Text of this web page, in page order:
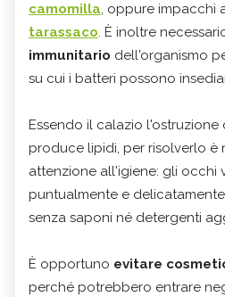
camomilla, oppure impacchi
tarassaco. È inoltre
immunitario dell'organismo
su cui i batteri possono
Essendo il calazio
produce lipidi, per risolverlo è
attenzione all'igiene: gli occhi
puntualmente e
senza saponi né detergenti
È opportuno evitare
perché potrebbero entrare